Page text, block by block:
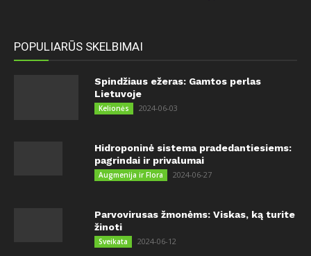
POPULIARŪS SKELBIMAI
Spindžiaus ežeras: Gamtos perlas
Lietuvoje
Kelionės 2024-06-03
Hidroponinė sistema pradedantiesiems:
pagrindai ir privalumai
Augmenija ir Flora 2024-06-27
Parvovirusas žmonėms: Viskas, ką turite
žinoti
Sveikata 2024-06-12